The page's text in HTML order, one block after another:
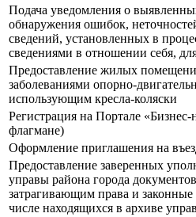
Подача уведомления о
обнаружения ошибок,
сведений, установленных в
сведениями в отношении себя,
Предоставление жилых
заболеваниями опорно-
использующим кресла-коляски
Регистрация на Портале
флагмане)
Оформление приглашения на
Предоставление заверенных
управы района города
затрагивающим права и законные
числе находящихся в архиве